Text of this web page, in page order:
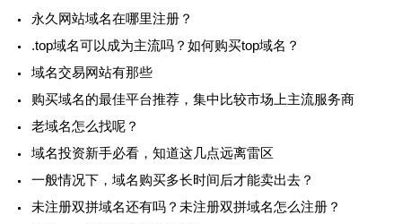
永久网站域名在哪里注册？
.top域名可以成为主流吗？如何购买top域名？
域名交易网站有那些
购买域名的最佳平台推荐，集中比较市场上主流服务商
老域名怎么找呢？
域名投资新手必看，知道这几点远离雷区
一般情况下，域名购买多长时间后才能卖出去？
未注册双拼域名还有吗？未注册双拼域名怎么注册？